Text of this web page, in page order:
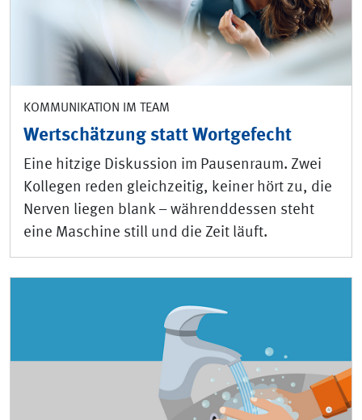
KOMMUNIKATION IM TEAM
Wertschätzung statt Wortgefecht
Eine hitzige Diskussion im Pausenraum. Zwei
Kollegen reden gleichzeitig, keiner hört zu, die
Nerven liegen blank – währenddessen steht
eine Maschine still und die Zeit läuft.